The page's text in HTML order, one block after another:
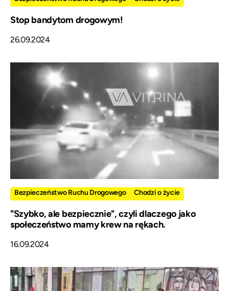
Stop bandytom drogowym!
26.09.2024
Bezpieczeństwo Ruchu Drogowego Chodzi o życie
"Szybko, ale bezpiecznie", czyli dlaczego jako
społeczeństwo mamy krew na rękach.
16.09.2024